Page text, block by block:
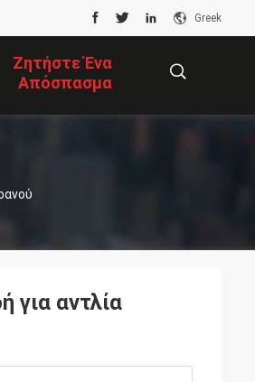
Greek
Ζητήστε Ένα
Απόσπασμα
για αντλία